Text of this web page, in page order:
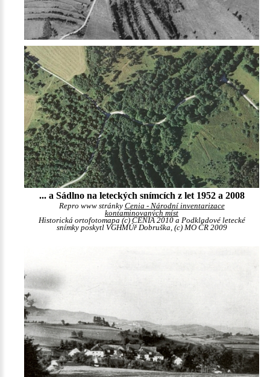
... a Sádlno na leteckých snímcích z let 1952 a 2008
Repro www stránky Cenia - Národní inventarizace
kontaminovaných míst
Historická ortofotomapa (c) CENIA 2010 a Podkladové letecké
snímky poskytl VGHMÚř Dobruška, (c) MO ČR 2009